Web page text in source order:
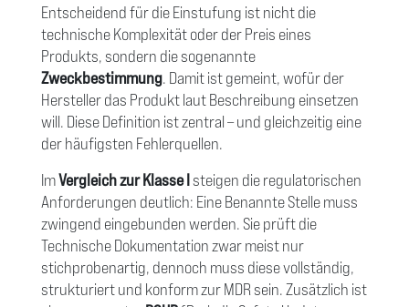
Entscheidend für die Einstufung ist nicht die
technische Komplexität oder der Preis eines
Produkts, sondern die sogenannte
Zweckbestimmung. Damit ist gemeint, wofür der
Hersteller das Produkt laut Beschreibung einsetzen
will. Diese Definition ist zentral – und gleichzeitig eine
der häufigsten Fehlerquellen.
ImVergleich zur Klasse Isteigen die regulatorischen
Anforderungen deutlich: Eine Benannte Stelle muss
zwingend eingebunden werden. Sie prüft die
Technische Dokumentation zwar meist nur
stichprobenartig, dennoch muss diese vollständig,
strukturiert und konform zur MDR sein. Zusätzlich ist